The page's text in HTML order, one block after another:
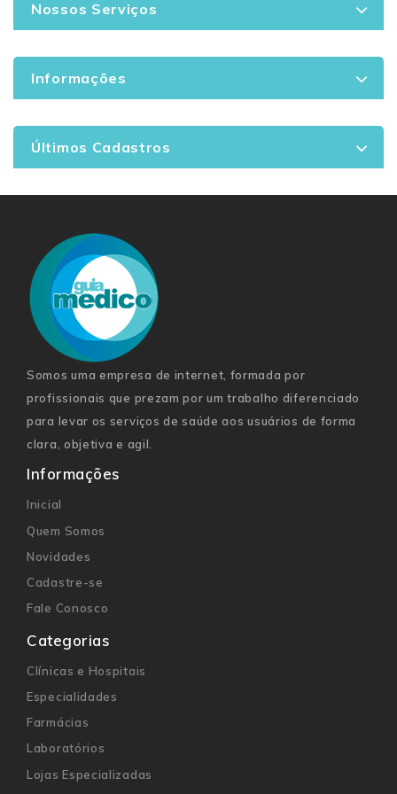
Nossos Serviços
Informações
Últimos Cadastros
Somos uma empresa de internet, formada por
profissionais que prezam por um trabalho diferenciado
para levar os serviços de saúde aos usuários de forma
clara, objetiva e agil.
Informações
Inicial
Quem Somos
Novidades
Cadastre-se
Fale Conosco
Categorias
Clínicas e Hospitais
Especialidades
Farmácias
Laboratórios
Lojas Especializadas